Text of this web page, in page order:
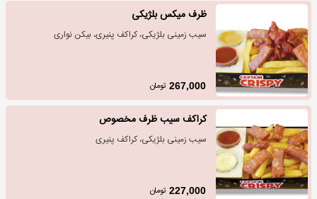
ظرف میکس بلژیکی
سیب زمینی بلژیکی، کراکف پنیری، بیکن نواری
267,000 تومان
کراکف سیب ظرف مخصوص
سیب زمینی بلژیکی، کراکف پنیری
227,000 تومان